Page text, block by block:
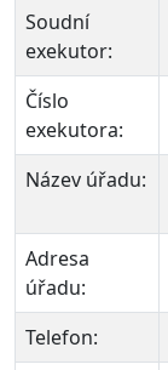
Soudní
exekutor:
Číslo
exekutora:
Název úřadu:
Adresa
úřadu:
Telefon: